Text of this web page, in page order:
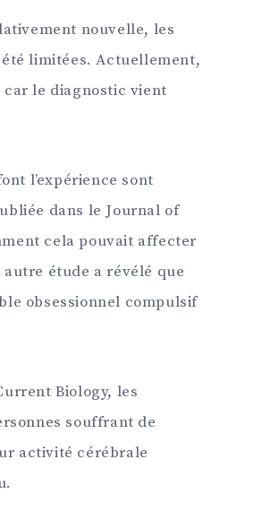
nouvelle, les
limitées. Actuellement,
car le diagnostic vient
l’expérience sont
dans le Journal of
cela pouvait affecter
étude a révélé que
obsessionnel compulsif
Biology, les
souffrant de
activité cérébrale